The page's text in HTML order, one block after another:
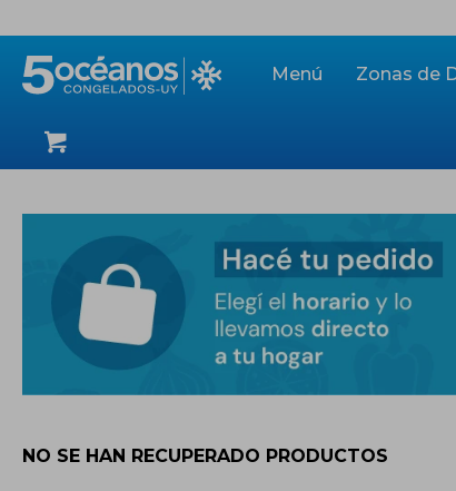
Menú Zonas de
NO SE HAN RECUPERADO PRODUCTOS